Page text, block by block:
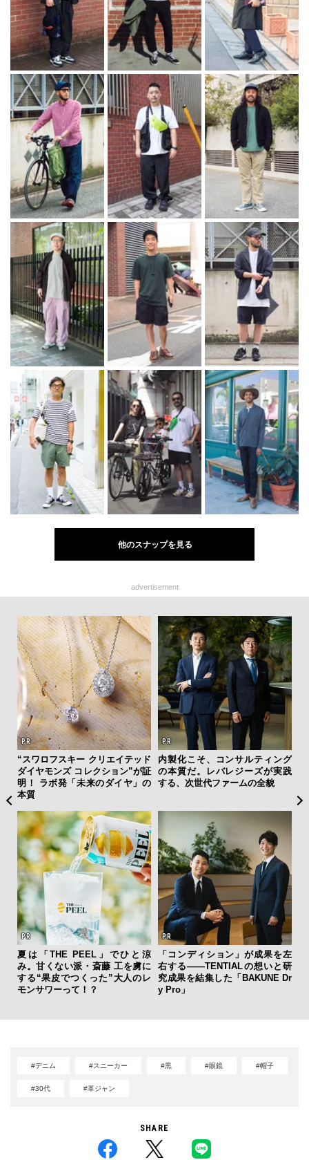
他のスナップを見る
advertisement
“スワロフスキー クリエイテッド
ダイヤモンズ コレクション”が証
明！ ラボ発「未来のダイヤ」の
本質
内製化こそ、コンサルティング
の本質だ。レバレジーズが実践
する、次世代ファームの全貌
夏は「THE PEEL」でひと涼
み。甘くない派・斎藤 工を虜に
する“果皮でつくった”大人のレ
モンサワーって！？
「コンディション」が成果を左
右する——TENTIALの想いと研
究成果を結集した「BAKUNE Dr
y Pro」
心を
#デニム #スニーカー #黒 #眼鏡 #帽子
#30代 #革ジャン
SHARE